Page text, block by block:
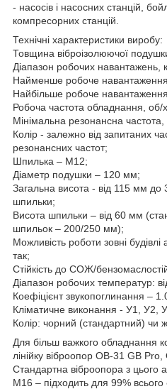
- насосів і насосних станцій,
компресорних станцій.
Технічні характеристики виробу:
Товщина віброізолюючої
Діапазон робочих навантажень,
Найменше робоче
Найбільше робоче
Робоча частота обладнання, об/
Мінімальна резонансна частота,
Колір - залежно від запитаних
резонансних частот;
Шпилька – М12;
Діаметр подушки – 120 мм;
Загальна висота - від 115 мм до
шпильки;
Висота шпильки – від 60 мм
шпильок – 200/250 мм);
Можливість роботи зовні будівлі
так;
Стійкість до СОЖ/
Діапазон робочих температур:
Коефіцієнт звукопоглинання –
Кліматичне виконання - У1,
Колір: чорний (стандартний) чи
Для більш важкого обладнання
лінійку віброопор ОВ-31 GB
Стандартна віброопора з цього
М16 – підходить для 99% всього